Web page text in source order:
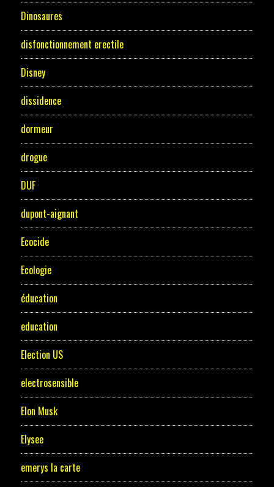
Dinosaures
disfonctionnement erectile
Disney
dissidence
dormeur
drogue
DUF
dupont-aignant
Ecocide
Ecologie
éducation
education
Election US
electrosensible
Elon Musk
Elysee
emerys la carte